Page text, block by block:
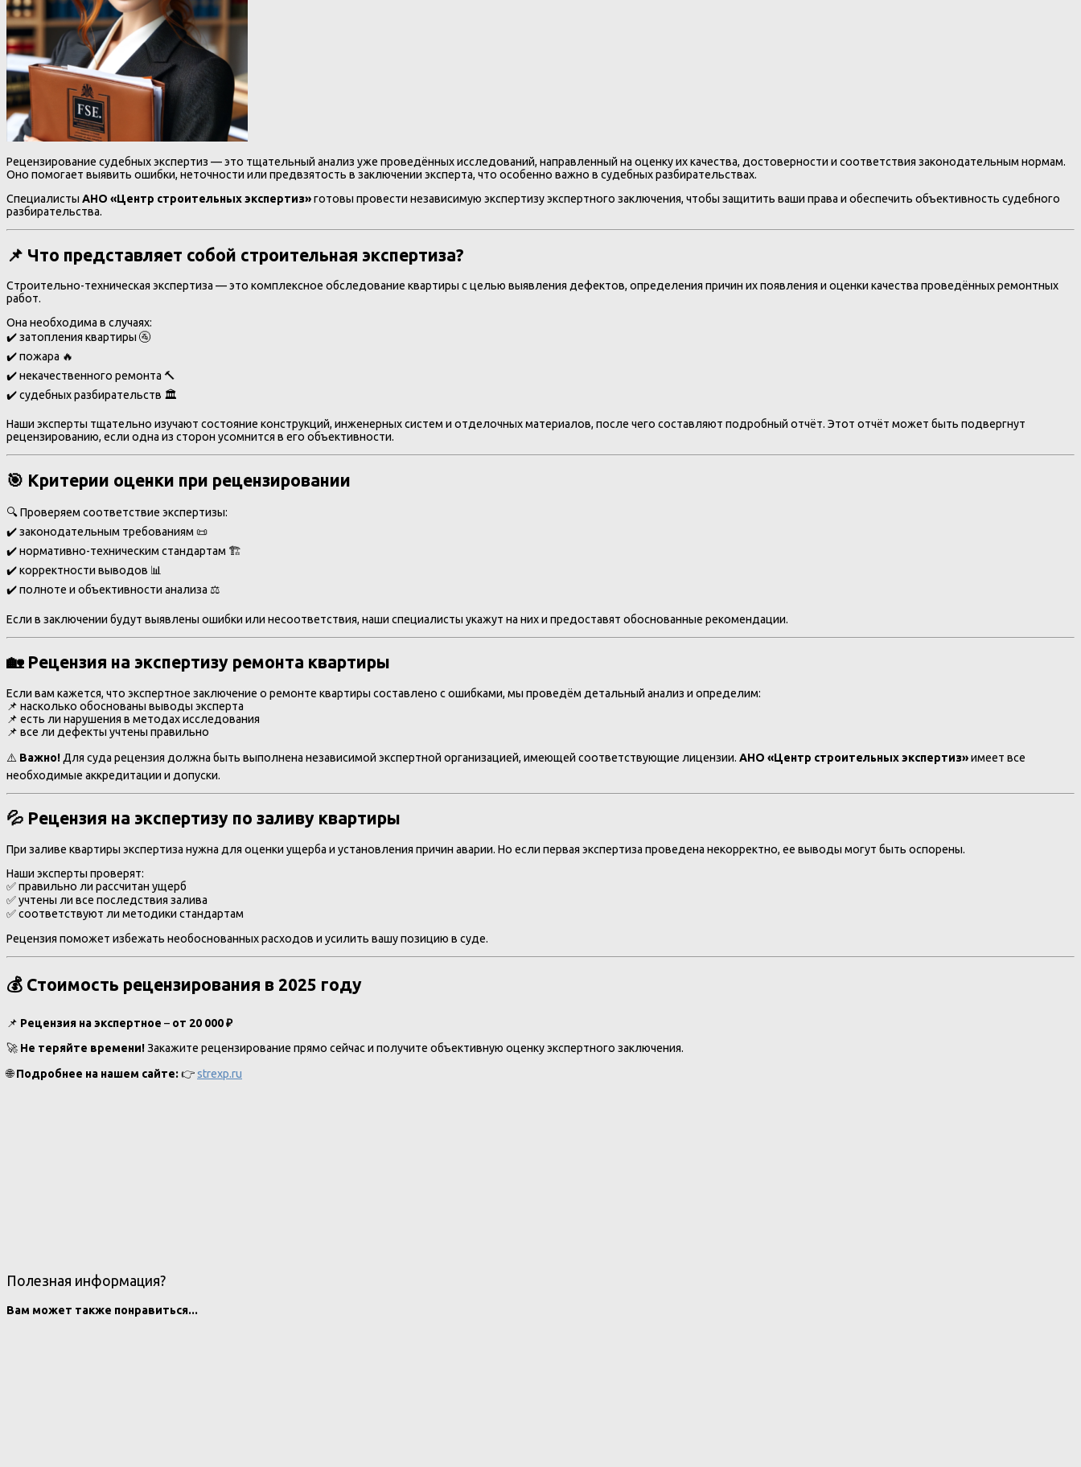
Рецензирование судебных экспертиз — это тщательный анализ уже проведённых исследований, направленный на оценку их качества, достоверности и соответствия законодательным нормам.
Оно помогает выявить ошибки, неточности или предвзятость в заключении эксперта, что особенно важно в судебных разбирательствах.
Специалисты АНО «Центр строительных экспертиз»готовы провести независимую экспертизу экспертного заключения, чтобы защитить ваши права и обеспечить объективность судебного
разбирательства.
📌 Что представляет собой строительная экспертиза?
Строительно-техническая экспертиза — это комплексное обследование квартиры с целью выявления дефектов, определения причин их появления и оценки качества проведённых ремонтных
работ.
Она необходима в случаях:
✔️ затопления квартиры 🚰
✔️ пожара 🔥
✔️ некачественного ремонта 🔨
✔️ судебных разбирательств 🏛
Наши эксперты тщательно изучают состояние конструкций, инженерных систем и отделочных материалов, после чего составляют подробный отчёт. Этот отчёт может быть подвергнут
рецензированию, если одна из сторон усомнится в его объективности.
🎯 Критерии оценки при рецензировании
🔍 Проверяем соответствие экспертизы:
✔️ законодательным требованиям 📜
✔️ нормативно-техническим стандартам 🏗
✔️ корректности выводов 📊
✔️ полноте и объективности анализа ⚖
Если в заключении будут выявлены ошибки или несоответствия, наши специалисты укажут на них и предоставят обоснованные рекомендации.
🏡 Рецензия на экспертизу ремонта квартиры
Если вам кажется, что экспертное заключение о ремонте квартиры составлено с ошибками, мы проведём детальный анализ и определим:
📌 насколько обоснованы выводы эксперта
📌 есть ли нарушения в методах исследования
📌 все ли дефекты учтены правильно
⚠️ Важно! Для суда рецензия должна быть выполнена независимой экспертной организацией, имеющей соответствующие лицензии. АНО «Центр строительных экспертиз»имеет все
необходимые аккредитации и допуски.
💦 Рецензия на экспертизу по заливу квартиры
При заливе квартиры экспертиза нужна для оценки ущерба и установления причин аварии. Но если первая экспертиза проведена некорректно, ее выводы могут быть оспорены.
Наши эксперты проверят:
✅ правильно ли рассчитан ущерб
✅ учтены ли все последствия залива
✅ соответствуют ли методики стандартам
Рецензия поможет избежать необоснованных расходов и усилить вашу позицию в суде.
💰 Стоимость рецензирования в 2025 году
📌 Рецензия на экспертное – от 20 000 ₽
🚀 Не теряйте времени!Закажите рецензирование прямо сейчас и получите объективную оценку экспертного заключения.
🌐Подробнее на нашем сайте:👉strexp.ru
Полезная информация?
Вам может также понравиться...